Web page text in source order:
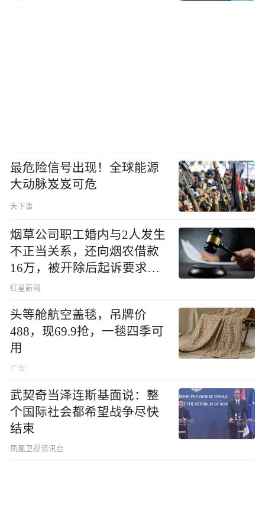
最危险信号出现！全球能源
大动脉岌岌可危
天下事
烟草公司职工婚内与2人发生
不正当关系，还向烟农借款
16万，被开除后起诉要求复
职，法院判了
红星新闻
头等舱航空盖毯，吊牌价
488，现69.9抢，一毯四季可
用
武契奇当泽连斯基面说：整
个国际社会都希望战争尽快
结束
凤凰卫视资讯台